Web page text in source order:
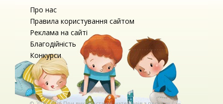
Про нас
Правила користування сайтом
Реклама на сайті
Благодійність
Конкурси